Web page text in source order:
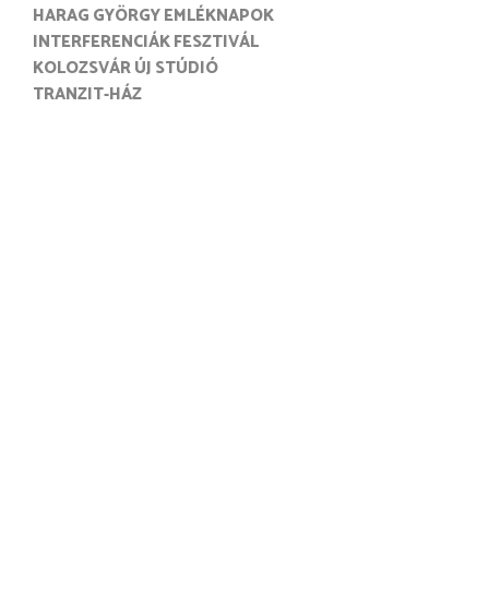
HARAG GYÖRGY EMLÉKNAPOK
INTERFERENCIÁK FESZTIVÁL
KOLOZSVÁR ÚJ STÚDIÓ
TRANZIT-HÁZ